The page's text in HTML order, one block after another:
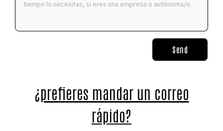
Send
¿prefieres mandar un correo
rápido?